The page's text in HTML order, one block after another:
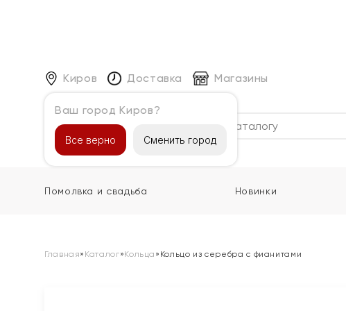
Киров
Ваш город Киров?
Все верно Сменить город
Доставка Магазины
Каталог
Помолвка и свадьба Новинки
Главная» Каталог»Кольца » Кольцо из серебра с фианитами